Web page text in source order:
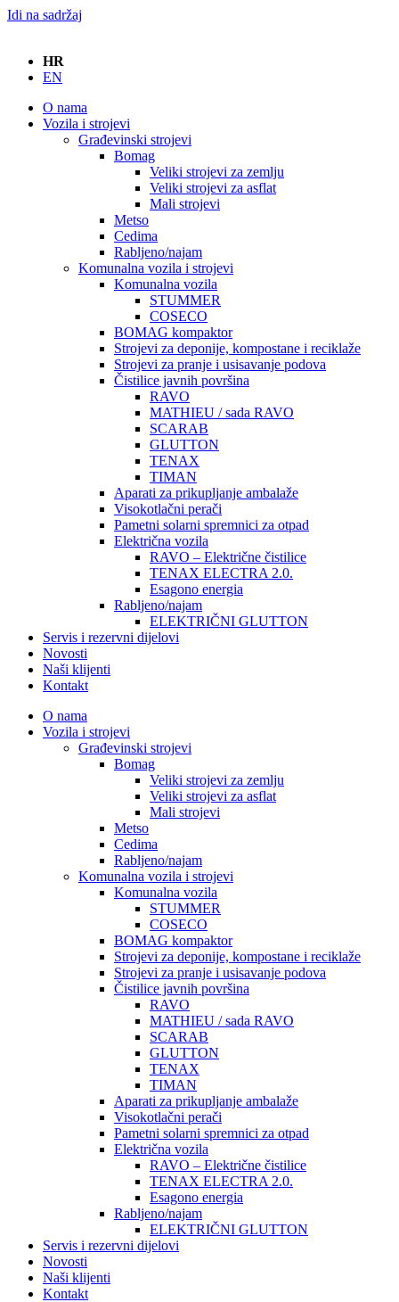
Idi na sadržaj
HR
EN
O nama
Vozila i strojevi
Građevinski strojevi
Bomag
Veliki strojevi za zemlju
Veliki strojevi za asflat
Mali strojevi
Metso
Cedima
Rabljeno/najam
Komunalna vozila i strojevi
Komunalna vozila
STUMMER
COSECO
BOMAG kompaktor
Strojevi za deponije, kompostane i reciklaže
Strojevi za pranje i usisavanje podova
Čistilice javnih površina
RAVO
MATHIEU / sada RAVO
SCARAB
GLUTTON
TENAX
TIMAN
Aparati za prikupljanje ambalaže
Visokotlačni perači
Pametni solarni spremnici za otpad
Električna vozila
RAVO – Električne čistilice
TENAX ELECTRA 2.0.
Esagono energia
Rabljeno/najam
ELEKTRIČNI GLUTTON
Servis i rezervni dijelovi
Novosti
Naši klijenti
Kontakt
O nama
Vozila i strojevi
Građevinski strojevi
Bomag
Veliki strojevi za zemlju
Veliki strojevi za asflat
Mali strojevi
Metso
Cedima
Rabljeno/najam
Komunalna vozila i strojevi
Komunalna vozila
STUMMER
COSECO
BOMAG kompaktor
Strojevi za deponije, kompostane i reciklaže
Strojevi za pranje i usisavanje podova
Čistilice javnih površina
RAVO
MATHIEU / sada RAVO
SCARAB
GLUTTON
TENAX
TIMAN
Aparati za prikupljanje ambalaže
Visokotlačni perači
Pametni solarni spremnici za otpad
Električna vozila
RAVO – Električne čistilice
TENAX ELECTRA 2.0.
Esagono energia
Rabljeno/najam
ELEKTRIČNI GLUTTON
Servis i rezervni dijelovi
Novosti
Naši klijenti
Kontakt